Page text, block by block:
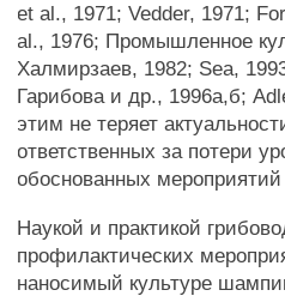
et al., 1971; Vedder, 1971;
al., 1976; Промышленное
Халмирзаев, 1982; Sea,
Гарибова и др., 1996а,б;
этим не теряет
ответственных за потери
обоснованных
Наукой и практикой
профилактических
наносимый культуре